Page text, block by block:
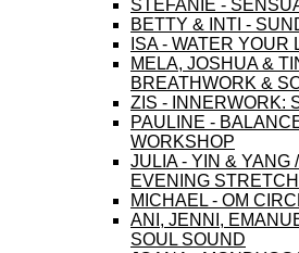
STEFANIE -
BETTY & INTI -
ISA - WATER YOUR
MELA, JOSHUA &
BREATHWORK &
ZIS - INNERWORK:
PAULINE -
WORKSHOP
JULIA - YIN & YANG
EVENING STRETCH
MICHAEL - OM
ANI, JENNI,
SOUL SOUND